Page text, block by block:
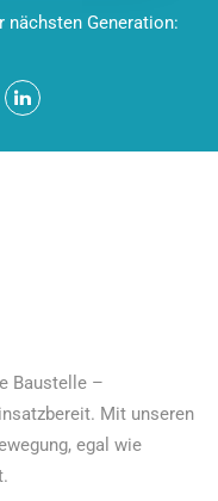
nächsten Generation:
Baustelle –
Mit unseren
egal wie